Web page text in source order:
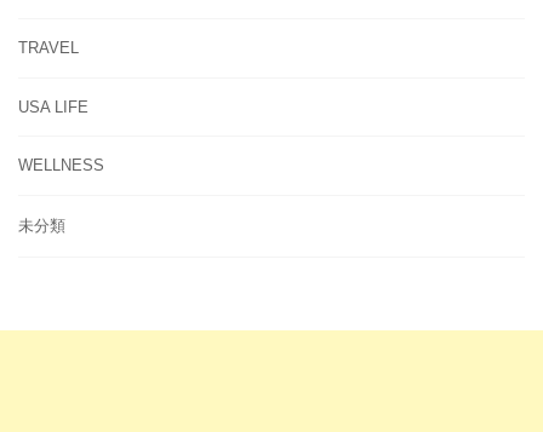
TRAVEL
USA LIFE
WELLNESS
未分類